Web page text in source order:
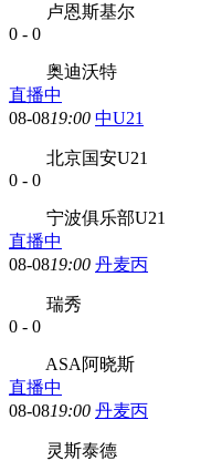
卢恩斯基尔
0 - 0
奥迪沃特
直播中
08-0819:00 中U21
北京国安U21
0 - 0
宁波俱乐部U21
直播中
08-0819:00 丹麦丙
瑞秀
0 - 0
ASA阿晓斯
直播中
08-0819:00 丹麦丙
灵斯泰德